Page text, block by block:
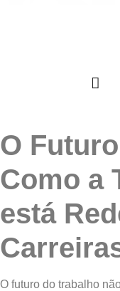
O
Como a
está
O futuro do trabalho